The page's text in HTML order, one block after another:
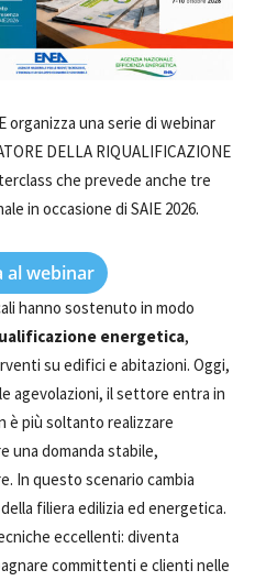
organizza una serie di webinar
DELLA RIQUALIFICAZIONE
che prevede anche tre
in occasione di SAIE 2026.
al webinar
hanno sostenuto in modo
energetica,
su edifici e abitazioni. Oggi,
agevolazioni, il settore entra in
è più soltanto realizzare
una domanda stabile,
In questo scenario cambia
filiera edilizia ed energetica.
eccellenti: diventa
committenti e clienti nelle